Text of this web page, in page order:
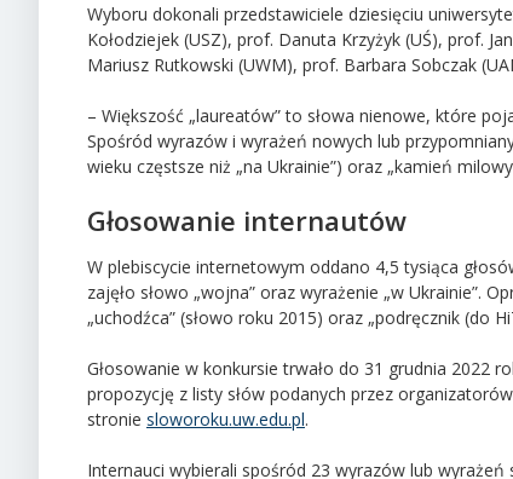
Wyboru dokonali przedstawiciele dziesięciu
Kołodziejek (USZ), prof. Danuta Krzyżyk (UŚ), prof.
Mariusz Rutkowski (UWM), prof. Barbara Sobczak
– Większość „laureatów” to słowa nienowe, które
Spośród wyrazów i wyrażeń nowych lub
wieku częstsze niż „na Ukrainie”) oraz „kamień
Głosowanie internautów
W plebiscycie internetowym oddano 4,5 tysiąca
zajęło słowo „wojna” oraz wyrażenie „w Ukrainie”.
„uchodźca” (słowo roku 2015) oraz „podręcznik (do
Głosowanie w konkursie trwało do 31 grudnia 2022
propozycję z listy słów podanych przez
stronie sloworoku.uw.edu.pl.
Internauci wybierali spośród 23 wyrazów lub